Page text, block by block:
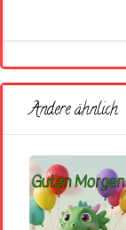
Andere ähnlich